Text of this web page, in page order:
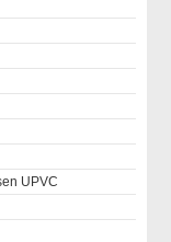
UPVC